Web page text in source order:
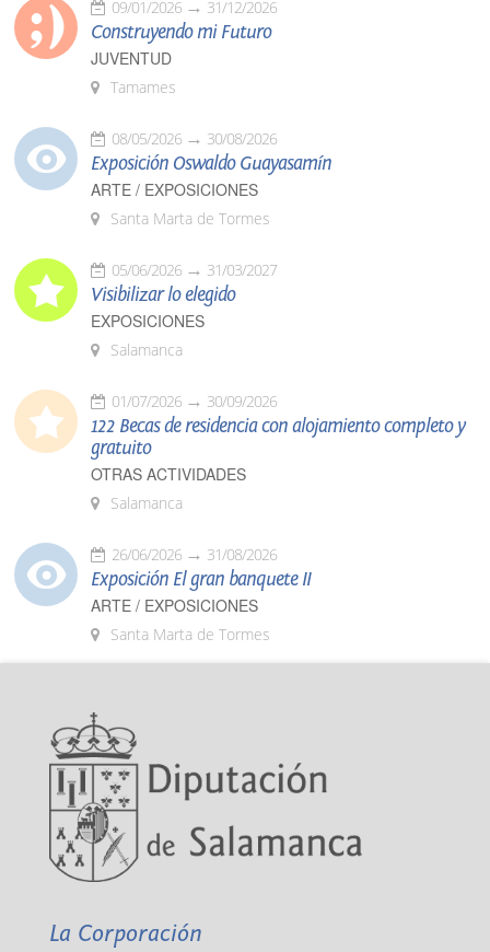
09/01/2026 31/12/2026
Construyendo mi Futuro
JUVENTUD
Tamames
08/05/2026 30/08/2026
Exposición Oswaldo Guayasamín
ARTE / EXPOSICIONES
Santa Marta de Tormes
05/06/2026 31/03/2027
Visibilizar lo elegido
EXPOSICIONES
Salamanca
01/07/2026 30/09/2026
122 Becas de residencia con alojamiento completo y
gratuito
OTRAS ACTIVIDADES
Salamanca
26/06/2026 31/08/2026
Exposición El gran banquete II
ARTE / EXPOSICIONES
Santa Marta de Tormes
La Corporación